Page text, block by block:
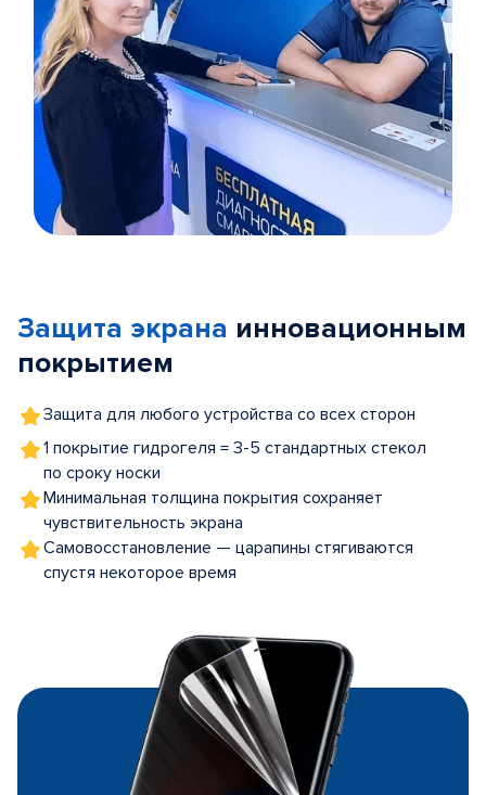
5
Защита экрана инновационным
покрытием
Защита для любого устройства со всех сторон
1 покрытие гидрогеля = 3-5 стандартных стекол
по сроку носки
Минимальная толщина покрытия сохраняет
чувствительность экрана
Самовосстановление — царапины стягиваются
спустя некоторое время